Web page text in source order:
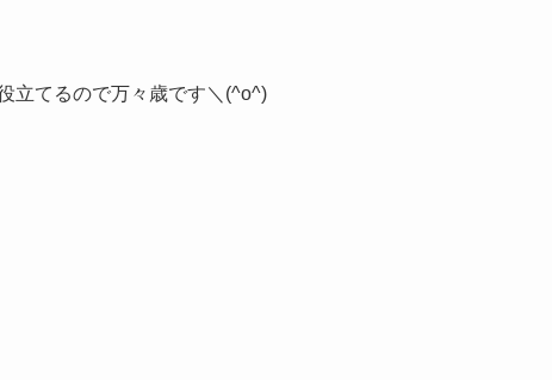
立てるので万々歳です＼(^o^)